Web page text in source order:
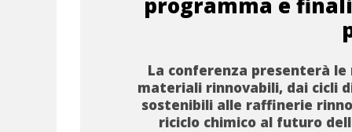
La conferenza presenterà le
materiali rinnovabili, dai cicli
sostenibili alle raffinerie
riciclo chimico al futuro